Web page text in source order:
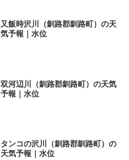
又飯時沢川（釧路郡釧路町）の天
気予報｜水位
双河辺川（釧路郡釧路町）の天気
予報｜水位
タンコの沢川（釧路郡釧路町）の
天気予報｜水位